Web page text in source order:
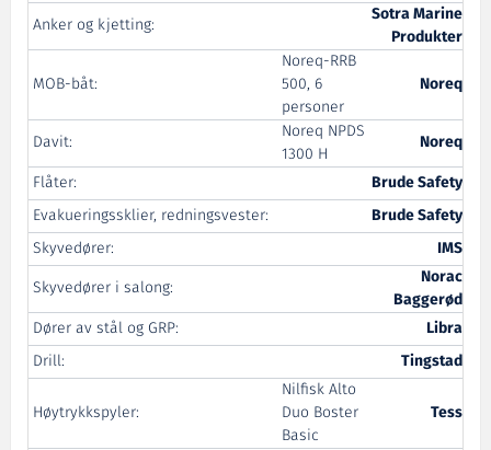
Anker og kjetting:
Sotra Marine
Produkter
MOB-båt:
Noreq-RRB
500, 6
personer
Noreq
Davit:
Noreq NPDS
1300 H
Noreq
Flåter:
Brude Safety
Evakueringssklier, redningsvester:
Brude Safety
Skyvedører:
IMS
Skyvedører i salong:
Norac
Baggerød
Dører av stål og GRP:
Libra
Drill:
Tingstad
Høytrykkspyler:
Nilfisk Alto
Duo Boster
Basic
Tess